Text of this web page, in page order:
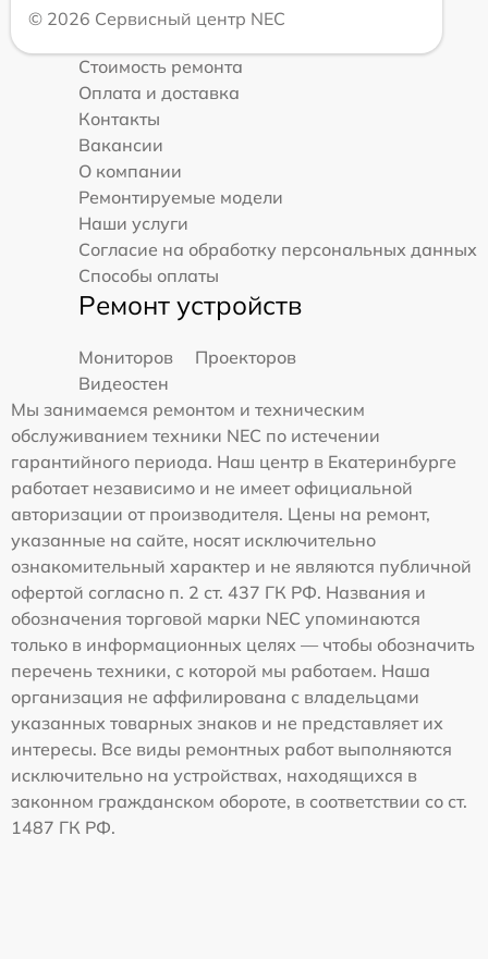
© 2026 Сервисный центр NEC
Стоимость ремонта
Оплата и доставка
Контакты
Вакансии
О компании
Ремонтируемые модели
Наши услуги
Согласие на обработку персональных данных
Способы оплаты
Ремонт устройств
Мониторов
Проекторов
Видеостен
Мы занимаемся ремонтом и техническим
обслуживанием техники NEC по истечении
гарантийного периода. Наш центр в Екатеринбурге
работает независимо и не имеет официальной
авторизации от производителя. Цены на ремонт,
указанные на сайте, носят исключительно
ознакомительный характер и не являются публичной
офертой согласно п. 2 ст. 437 ГК РФ. Названия и
обозначения торговой марки NEC упоминаются
только в информационных целях — чтобы обозначить
перечень техники, с которой мы работаем. Наша
организация не аффилирована с владельцами
указанных товарных знаков и не представляет их
интересы. Все виды ремонтных работ выполняются
исключительно на устройствах, находящихся в
законном гражданском обороте, в соответствии со ст.
1487 ГК РФ.